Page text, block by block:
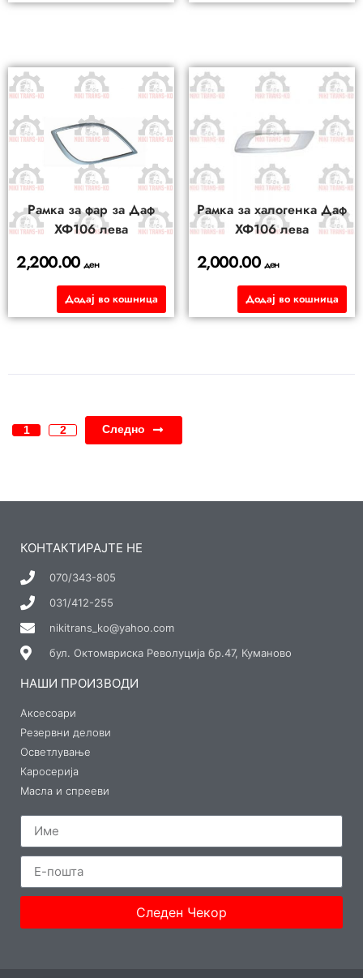
Рамка за фар за Даф
ХФ106 лева
2,200.00ден
Додај во кошница
Рамка за халогенка Даф
ХФ106 лева
2,000.00 ден
Додај во кошница
1 2 Следно
КОНТАКТИРАЈТЕ НЕ
070/343-805
031/412-255
nikitrans_ko@yahoo.com
бул. Октомвриска Револуција бр.47, Куманово
НАШИ ПРОИЗВОДИ
Аксесоари
Резервни делови
Осветлување
Каросерија
Масла и спрееви
Следен Чекор